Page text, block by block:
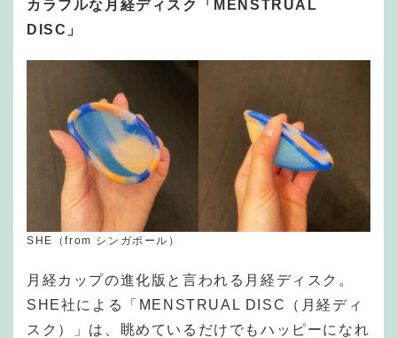
カラフルな月経ディスク「MENSTRUAL
DISC」
SHE（from シンガポール）
月経カップの進化版と言われる月経ディスク。
SHE社による「MENSTRUAL DISC（月経ディ
スク）」は、眺めているだけでもハッピーになれ